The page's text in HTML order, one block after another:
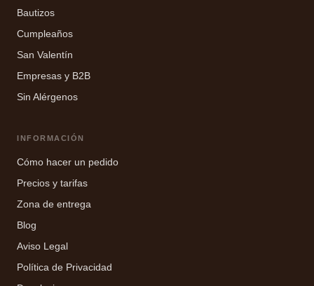
Bautizos
Cumpleaños
San Valentín
Empresas y B2B
Sin Alérgenos
INFORMACIÓN
Cómo hacer un pedido
Precios y tarifas
Zona de entrega
Blog
Aviso Legal
Política de Privacidad